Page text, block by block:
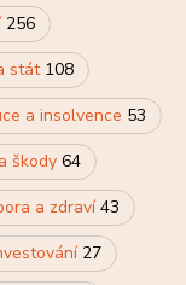
256
stát 108
a insolvence 53
škody 64
a zdraví43
27